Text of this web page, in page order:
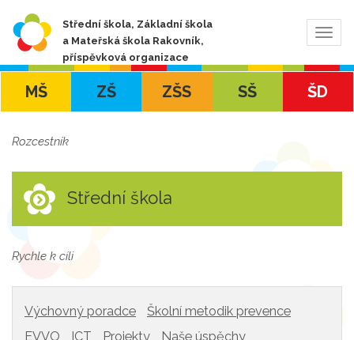
Střední škola, Základní škola
a Mateřská škola Rakovník,
příspěvková organizace
MŠ ZŠ ZŠS SŠ ŠD
Rozcestník
Střední škola
Rychle k cíli
Výchovný poradce
Školní metodik prevence
EVVO
ICT Projekty
Naše úspěchy